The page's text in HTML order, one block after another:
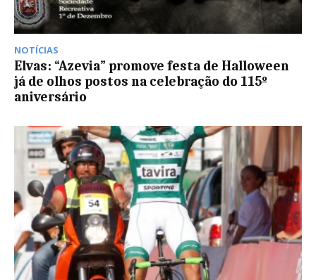
NOTÍCIAS
Elvas: “Azevia” promove festa de Halloween
já de olhos postos na celebração do 115º
aniversário